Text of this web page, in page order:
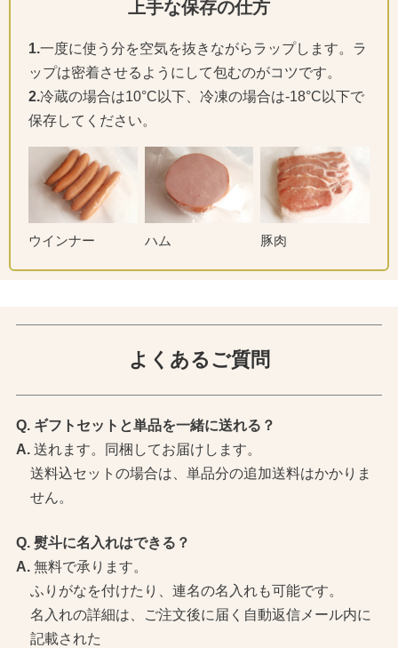
上手な保存の仕方
1.一度に使う分を空気を抜きながらラップします。ラ
ップは密着させるようにして包むのがコツです。
2.冷蔵の場合は10°C以下、冷凍の場合は-18°C以下で
保存してください。
ウインナー ハム 豚肉
よくあるご質問
ギフトセットと単品を一緒に送れる？
送れます。同梱してお届けします。
送料込セットの場合は、単品分の追加送料はかかりま
せん。
熨斗に名入れはできる？
無料で承ります。
ふりがなを付けたり、連名の名入れも可能です。
名入れの詳細は、ご注文後に届く自動返信メール内に
記載された